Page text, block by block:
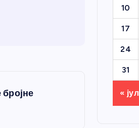
10
17
24
31
« јул